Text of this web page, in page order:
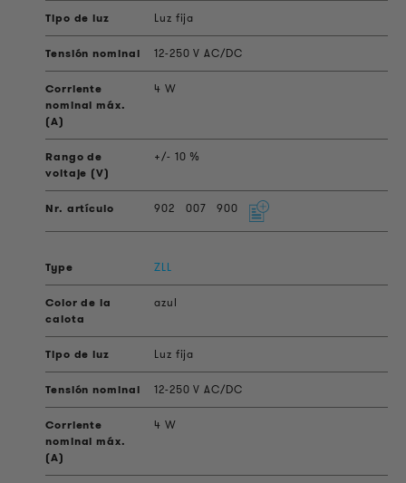
Luz fija
12-250 V AC/DC
4 W
+/- 10 %
902 007 900
ZLL
azul
Luz fija
12-250 V AC/DC
4 W